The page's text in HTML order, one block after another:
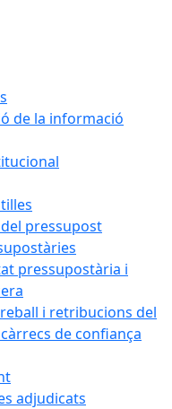
de la informació
pressupost
pressupostària i
i retribucions del
de confiança
adjudicats